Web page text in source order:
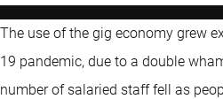
The use of the gig economy grew
19 pandemic, due to a double
number of salaried staff fell as